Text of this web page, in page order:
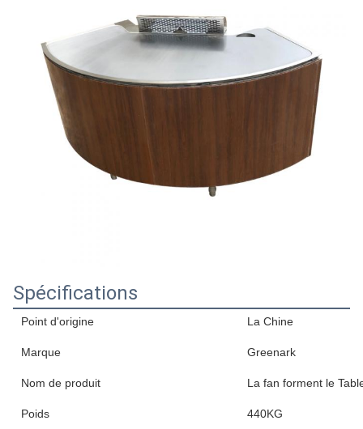
Spécifications
Point d'origine La Chine
Marque Greenark
Nom de produit La fan forment le
Poids 440KG